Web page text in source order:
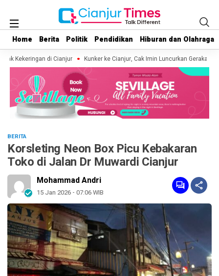
Home Berita Politik Pendidikan Hiburan dan Olahraga
Home Berita Politik Pendidikan Hiburan dan Olahraga
Kekeringan di Cianjur Kunker ke Cianjur, Cak Imin Luncurkan Gerakan 10
BERITA
Korsleting Neon Box Picu Kebakaran
Toko di Jalan Dr Muwardi Cianjur
Mohammad Andri
15 Jan 2026 - 07:06 WIB